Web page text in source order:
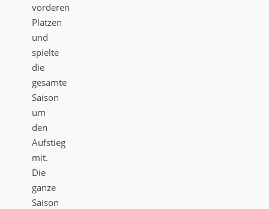
vorderen
Plätzen
und
spielte
die
gesamte
Saison
um
den
Aufstieg
mit.
Die
ganze
Saison